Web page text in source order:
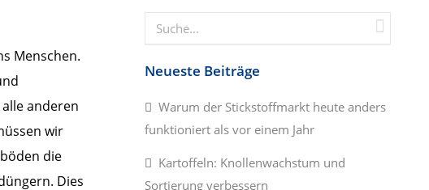
Menschen.
anderen
wir
die
Dies
Neueste Beiträge
Warum der Stickstoffmarkt heute anders
funktioniert als vor einem Jahr
Kartoffeln: Knollenwachstum und
Sortierung verbessern